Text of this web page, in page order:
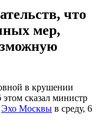
что
мер,
в крушении
сказал министр
Эхо Москвы в среду, 6